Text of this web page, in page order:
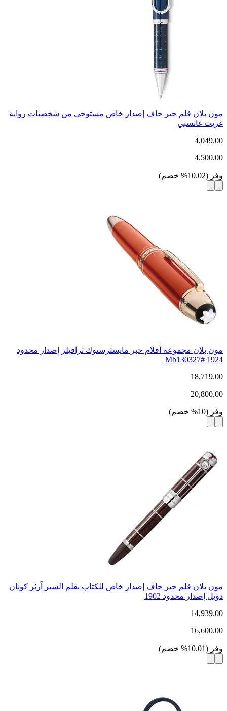
مون بلان قلم حبر جاف إصدار خاص مستوحى من شخصيات رواية
غريت غاتسبي
4,049.00
4,500.00
وفر (
10.02
% خصم)
مون بلان مجموعة أقلام حبر مايسترستوك ترافيلر إصدار محدود
1924 #Mb130327
18,719.00
20,800.00
وفر (
10
% خصم)
مون بلان قلم حبر جاف إصدار خاص للكتاب بقلم السير آرثر كونان
دويل إصدار محدود 1902
14,939.00
16,600.00
وفر (
10.01
% خصم)